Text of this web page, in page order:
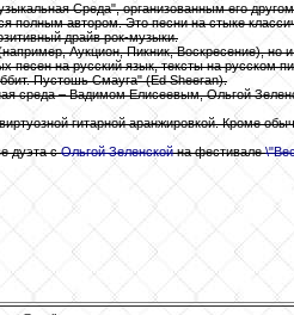
Среда", организованным его
полным автором. Это песни на стыке
драйв рок-музыки.
Аукцион, Пикник, Воскресение), но
песен на русский язык, тексты на русском
Пустошь Смауга" (Ed Sheeran).
среда – Вадимом Елисеевым, Ольгой
гитарной аранжировкой. Кроме
дуэта сОльгой Зеленскойна фестивале